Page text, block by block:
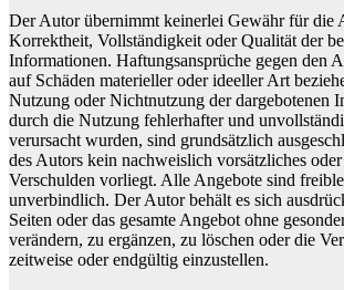
Der Autor übernimmt keinerlei Gewähr für die
Korrektheit, Vollständigkeit oder Qualität der
Informationen. Haftungsansprüche gegen den
auf Schäden materieller oder ideeller Art
Nutzung oder Nichtnutzung der dargebotenen
durch die Nutzung fehlerhafter und
verursacht wurden, sind grundsätzlich
des Autors kein nachweislich vorsätzliches
Verschulden vorliegt. Alle Angebote sind
unverbindlich. Der Autor behält es sich
Seiten oder das gesamte Angebot ohne
verändern, zu ergänzen, zu löschen oder die
zeitweise oder endgültig einzustellen.